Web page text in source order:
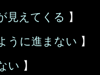
見えてくる 】
うに進まない 】
い 】